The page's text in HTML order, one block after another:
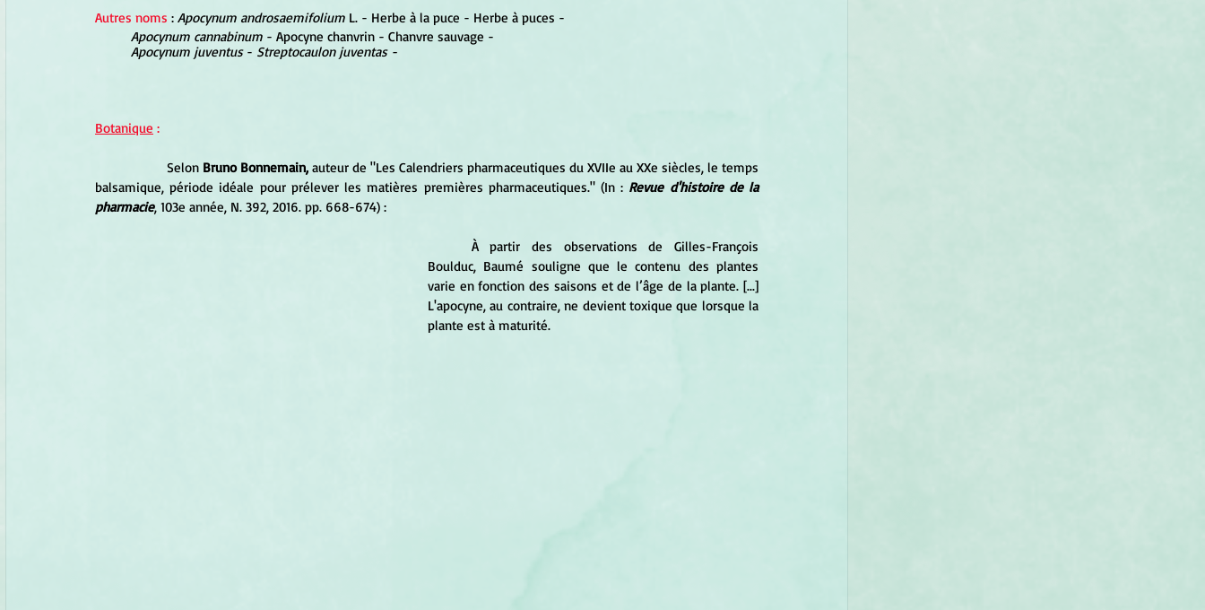
Autres noms : Apocynum androsaemifolium L. - Herbe à la puce - Herbe à puces -
Apocynum cannabinum - Apocyne chanvrin - Chanvre sauvage -
Apocynum juventus - Streptocaulon juventas -
Botanique :
		Selon
Bruno Bonnemain, auteur de "Les Calendriers pharmaceutiques du XVIIe au XXe siècles, le temps
balsamique, période idéale pour prélever les matières premières pharmaceutiques." (In : Revue d'histoire de la
pharmacie, 103e année, N. 392, 2016. pp. 668-674) :
Boulduc, Baumé souligne que le contenu des plantes
varie en fonction des saisons et de l’âge de la plante. [...]
L'apocyne, au contraire, ne devient toxique que lorsque la
plante est à maturité.